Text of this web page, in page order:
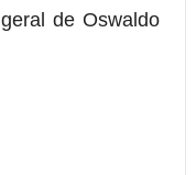
de Oswaldo